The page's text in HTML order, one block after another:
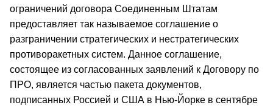
ограничений договора Соединенным Штатам
предоставляет так называемое соглашение о
разграничении стратегических и нестратегических
противоракетных систем. Данное соглашение,
состоящее из согласованных заявлений к Договору по
ПРО, является частью пакета документов,
подписанных Россией и США в Нью-Йорке в сентябре